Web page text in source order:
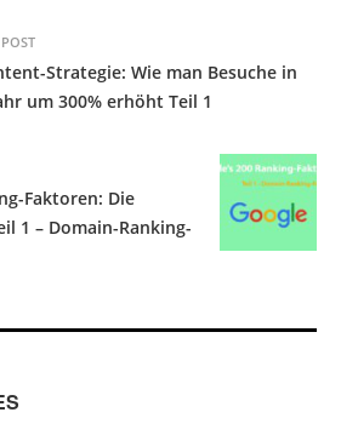
Strategie: Wie man Besuche in
um 300% erhöht Teil 1
Faktoren: Die
1 – Domain-Ranking-